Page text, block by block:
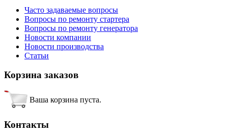
Часто задаваемые вопросы
Вопросы по ремонту стартера
Вопросы по ремонту генератора
Новости компании
Новости производства
Статьи
Корзина заказов
Ваша корзина пуста.
Контакты